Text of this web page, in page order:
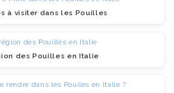
à visiter dans les Pouilles
des Pouilles en Italie